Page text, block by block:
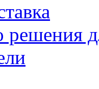
решения